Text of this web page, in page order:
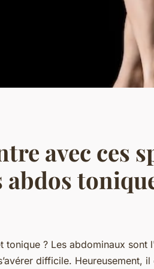
avec ces
? Les abdominaux sont
difficile. Heureusement,